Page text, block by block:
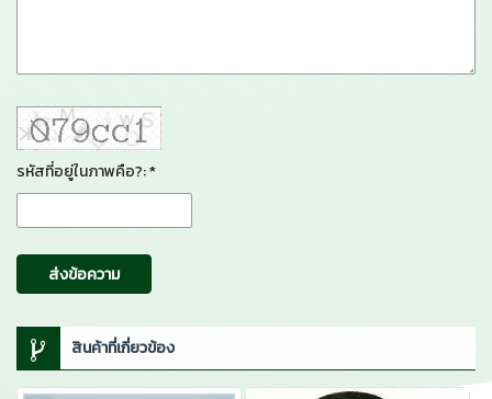
รหัสที่อยู่ในภาพคือ?: *
ส่งข้อความ
สินค้าที่เกี่ยวข้อง